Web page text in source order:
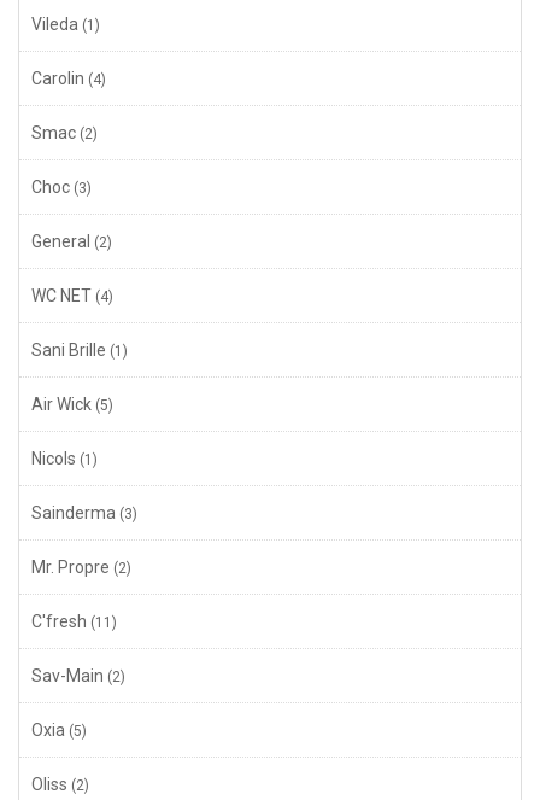
Vileda (1)
Carolin (4)
Smac (2)
Choc (3)
General (2)
WC NET (4)
Sani Brille (1)
Air Wick (5)
Nicols (1)
Sainderma (3)
Mr. Propre (2)
C'fresh (11)
Sav-Main (2)
Oxia (5)
Oliss (2)